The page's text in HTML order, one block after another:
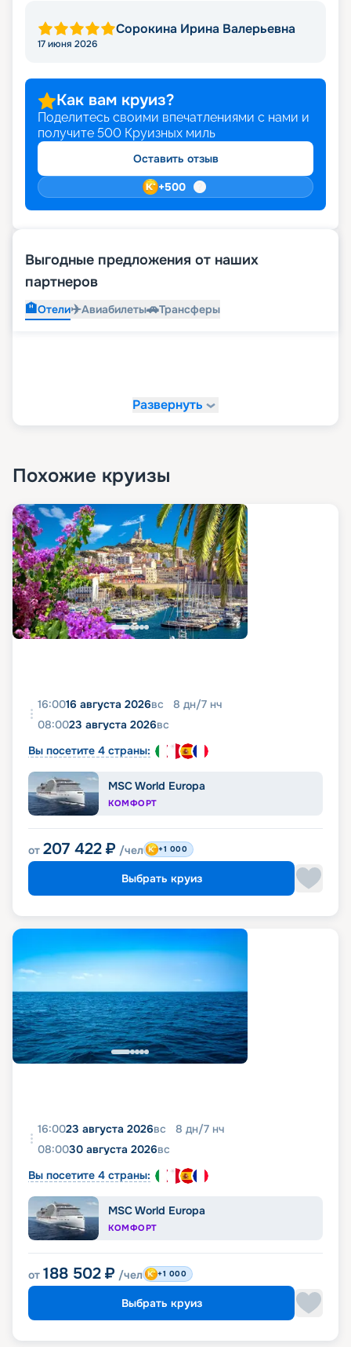
Сорокина Ирина Валерьевна
17 июня 2026
Как вам круиз?
Поделитесь своими впечатлениями с нами и
получите 500 Круизных миль
Оставить отзыв
+500
Выгодные предложения от наших
партнеров
🏨Отели✈️Авиабилеты🚗Трансферы
Развернуть
Похожие круизы
16:0016 августа 2026вс 8 дн/7 нч
08:0023 августа 2026вс
Вы посетите 4 страны:
MSC World Europa
КОМФОРТ
от 207 422 ₽ /чел +1 000
Выбрать круиз
16:0023 августа 2026вс 8 дн/7 нч
08:0030 августа 2026вс
Вы посетите 4 страны:
MSC World Europa
КОМФОРТ
от 188 502 ₽ /чел +1 000
Выбрать круиз